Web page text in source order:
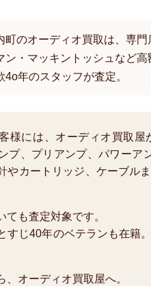
町のオーディオ買取は、専
ン・マッキントッシュなど
年のスタッフが査定。
様には、オーディオ買取
プ、プリアンプ、パワーア
やカートリッジ、ケーブル
ても査定対象です。
すじ40年のベテランも在籍
、オーディオ買取屋へ。